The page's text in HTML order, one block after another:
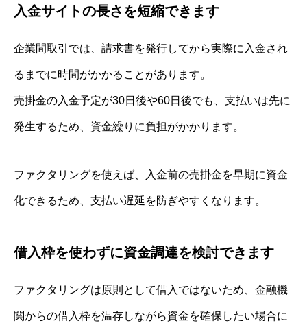
入金サイトの長さを短縮できます
企業間取引では、請求書を発行してから実際に入金され
るまでに時間がかかることがあります。
売掛金の入金予定が30日後や60日後でも、支払いは先に
発生するため、資金繰りに負担がかかります。
ファクタリングを使えば、入金前の売掛金を早期に資金
化できるため、支払い遅延を防ぎやすくなります。
借入枠を使わずに資金調達を検討できます
ファクタリングは原則として借入ではないため、金融機
関からの借入枠を温存しながら資金を確保したい場合に